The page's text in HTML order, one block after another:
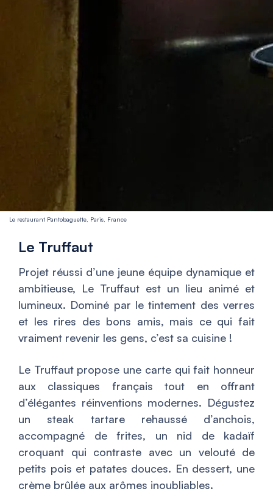
Le restaurant Pantobaguette, Paris, France
Le Truffaut
Projet réussi d’une jeune équipe dynamique et
ambitieuse, Le Truffaut est un lieu animé et
lumineux. Dominé par le tintement des verres
et les rires des bons amis, mais ce qui fait
vraiment revenir les gens, c’est sa cuisine !
Le Truffaut propose une carte qui fait honneur
aux classiques français tout en offrant
d’élégantes réinventions modernes. Dégustez
un steak tartare rehaussé d’anchois,
accompagné de frites, un nid de kadaïf
croquant qui contraste avec un velouté de
petits pois et patates douces. En dessert, une
crème brûlée aux arômes inoubliables.